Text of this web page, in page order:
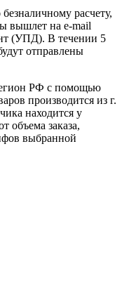
расчету,
вышлет на e-mail
(УПД). В течении 5
отправлены
РФ с помощью
производится из г.
находится у
объема заказа,
выбранной